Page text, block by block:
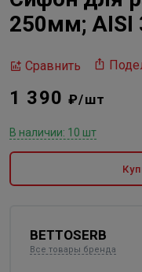
250мм; AISI
Сравнить
1 390₽/шт
В наличии: 10 шт
BETTOSERB
Все товары бренда